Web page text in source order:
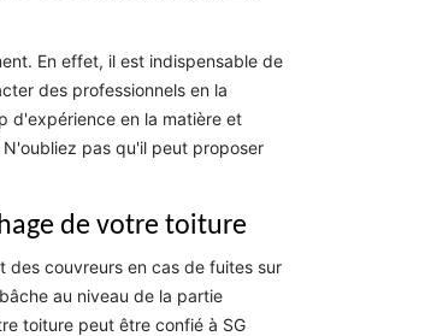
En effet, il est indispensable de
des professionnels en la
d'expérience en la matière et
pas qu'il peut proposer
de votre toiture
des couvreurs en cas de fuites sur
au niveau de la partie
toiture peut être confié à SG